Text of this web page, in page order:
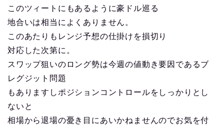
このツィートにもあるように豪ドル巡る
地合いは相当によくありません。
このあたりもレンジ予想の仕掛けを損切り
対応した次第に。
スワップ狙いのロング勢は今週の値動き要因であるブ
レグジット問題
もありますしポジションコントロールをしっかりとし
ないと
相場から退場の憂き目にあいかねませんのでお気を付